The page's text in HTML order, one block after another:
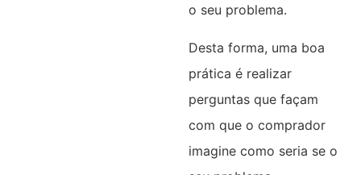
o seu problema.
Desta forma, uma boa
prática é realizar
perguntas que façam
com que o comprador
imagine como seria se o